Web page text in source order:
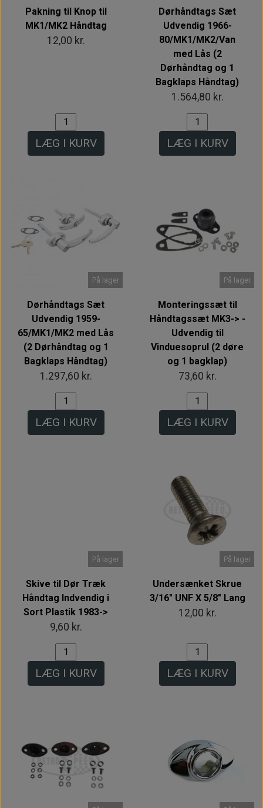
Pakning til Knop til
MK1/MK2 Håndtag
12,00 kr.
LÆG I KURV
Dørhåndtags Sæt
Udvendig 1966-
80/MK1/MK2/Van
med Lås (2
Dørhåndtag og 1
Bagklaps Håndtag)
1.564,80 kr.
LÆG I KURV
På lager
Dørhåndtags Sæt
Udvendig 1959-
65/MK1/MK2 med Lås
(2 Dørhåndtag og 1
Bagklaps Håndtag)
1.297,60 kr.
LÆG I KURV
På lager
Monteringssæt til
Håndtagssæt MK3-> -
Udvendig til
Vinduesoprul (2 døre
og 1 bagklap)
73,60 kr.
LÆG I KURV
På lager
Skive til Dør Træk
Håndtag Indvendig i
Sort Plastik 1983->
9,60 kr.
LÆG I KURV
På lager
Undersænket Skrue
3/16" UNF X 5/8" Lang
12,00 kr.
LÆG I KURV